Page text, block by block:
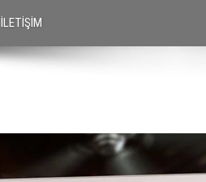
İLETIŞIM